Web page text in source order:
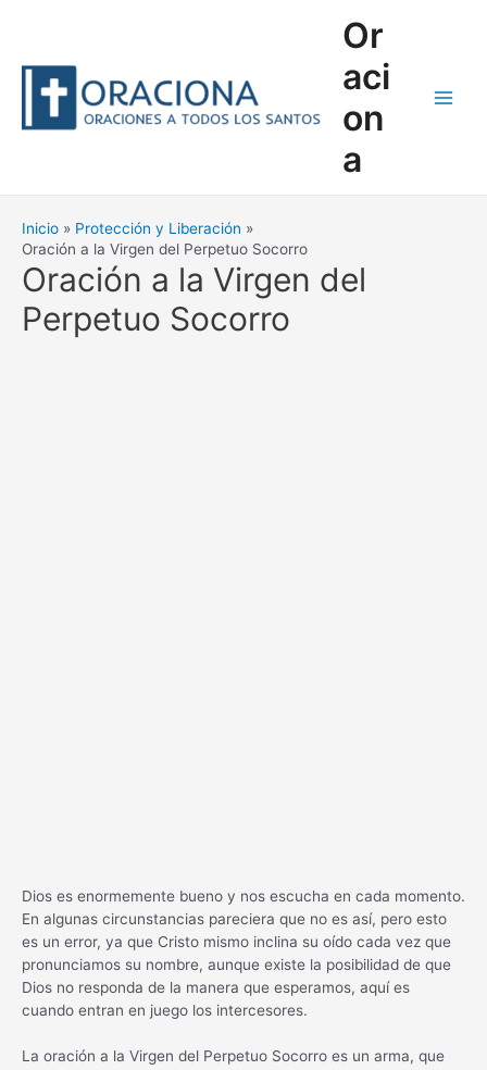
Or
aci
on
a
Inicio
Protección y Liberación
Oración a la Virgen del Perpetuo Socorro
Oración a la Virgen del
Perpetuo Socorro
Dios es enormemente bueno y nos escucha en cada momento.
En algunas circunstancias pareciera que no es así, pero esto
es un error, ya que Cristo mismo inclina su oído cada vez que
pronunciamos su nombre, aunque existe la posibilidad de que
Dios no responda de la manera que esperamos, aquí es
cuando entran en juego los intercesores.
La oración a la Virgen del Perpetuo Socorro es un arma, que